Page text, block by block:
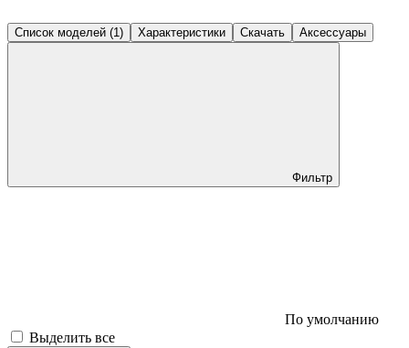
Список моделей (1) Характеристики Скачать Аксессуары
Фильтр
По умолчанию
Выделить все